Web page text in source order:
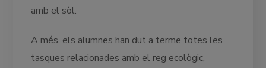
amb el sòl.
A més, els alumnes han dut a terme totes les
tasques relacionades amb el reg ecològic,